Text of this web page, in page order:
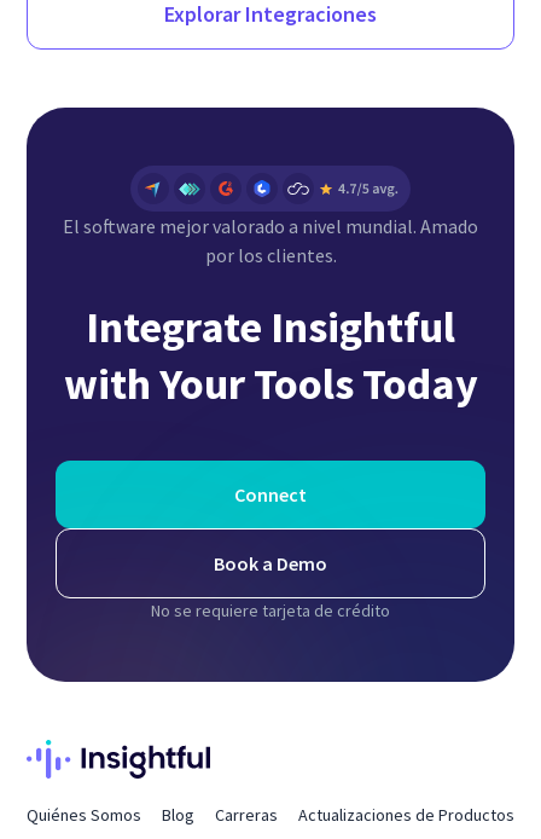
Explorar Integraciones
El software mejor valorado a nivel mundial. Amado
por los clientes.
Integrate Insightful
with Your Tools Today
Connect
Book a Demo
No se requiere tarjeta de crédito
Quiénes Somos Blog Carreras Actualizaciones de Productos